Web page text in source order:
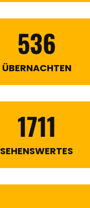
536
ÜBERNACHTEN
1711
SEHENSWERTES